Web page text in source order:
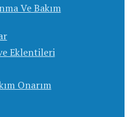
Ve Bakım
Eklentileri
Onarım